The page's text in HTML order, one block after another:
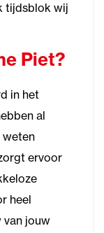
tijdsblok wij
Piet?
in het
al
weten
ervoor
heel
van jouw